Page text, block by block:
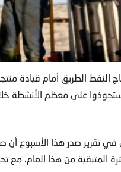
النفط الطريق أمام قيادة
على معظم الأنشطة
في تقرير صدر هذا الأسبوع أن
المتبقية من هذا العام،